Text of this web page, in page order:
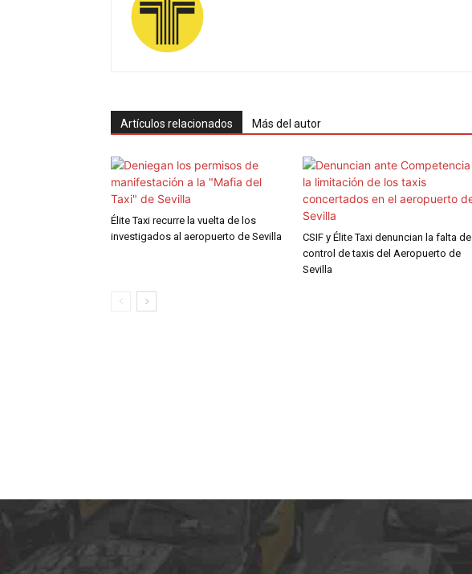
Artículos relacionados Más del autor
Élite Taxi recurre la vuelta de los
investigados al aeropuerto de Sevilla
CSIF y Élite Taxi denuncian la falta de
control de taxis del Aeropuerto de
Sevilla